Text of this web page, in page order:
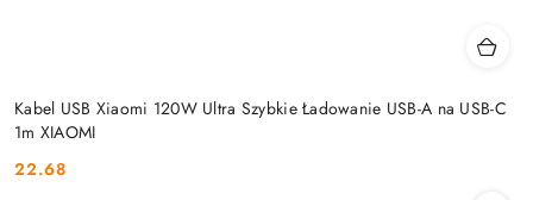
Kabel USB Xiaomi 120W Ultra Szybkie Ładowanie USB-A na USB-C
1m XIAOMI
Cena:
22.68